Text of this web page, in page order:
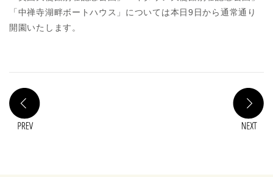
「中禅寺湖畔ボートハウス」については本日9日から通常通り
開園いたします。